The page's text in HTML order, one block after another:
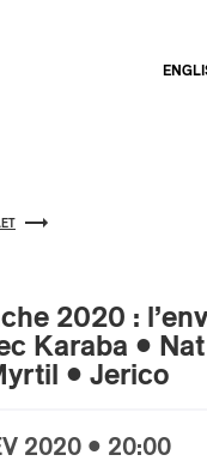
2020 :
Karaba •
• Jerico
2020 • 20:00